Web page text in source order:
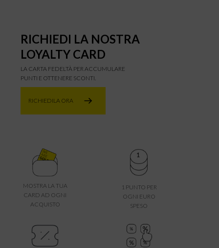
RICHIEDI LA NOSTRA
LOYALTY CARD
LA CARTA FEDELTÀ PER ACCUMULARE
PUNTI E OTTENERE SCONTI.
RICHIEDILA ORA
MOSTRA LA TUA
CARD AD OGNI
ACQUISTO
1 PUNTO PER
OGNI EURO
SPESO